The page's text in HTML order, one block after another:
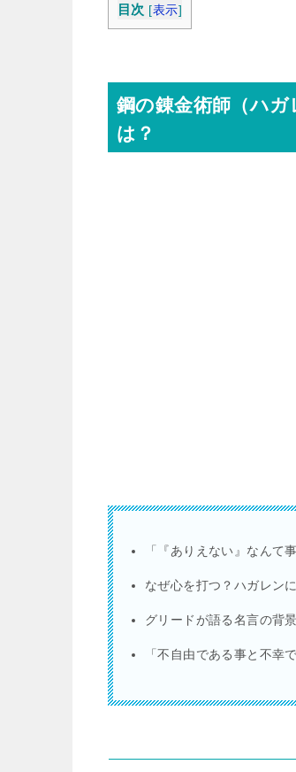
目次 [表示]
鋼の錬金術師（ハ
は？
「『ありえない』なんて
なぜ心を打つ？ハガレン
グリードが語る名言の背景
「不自由である事と不